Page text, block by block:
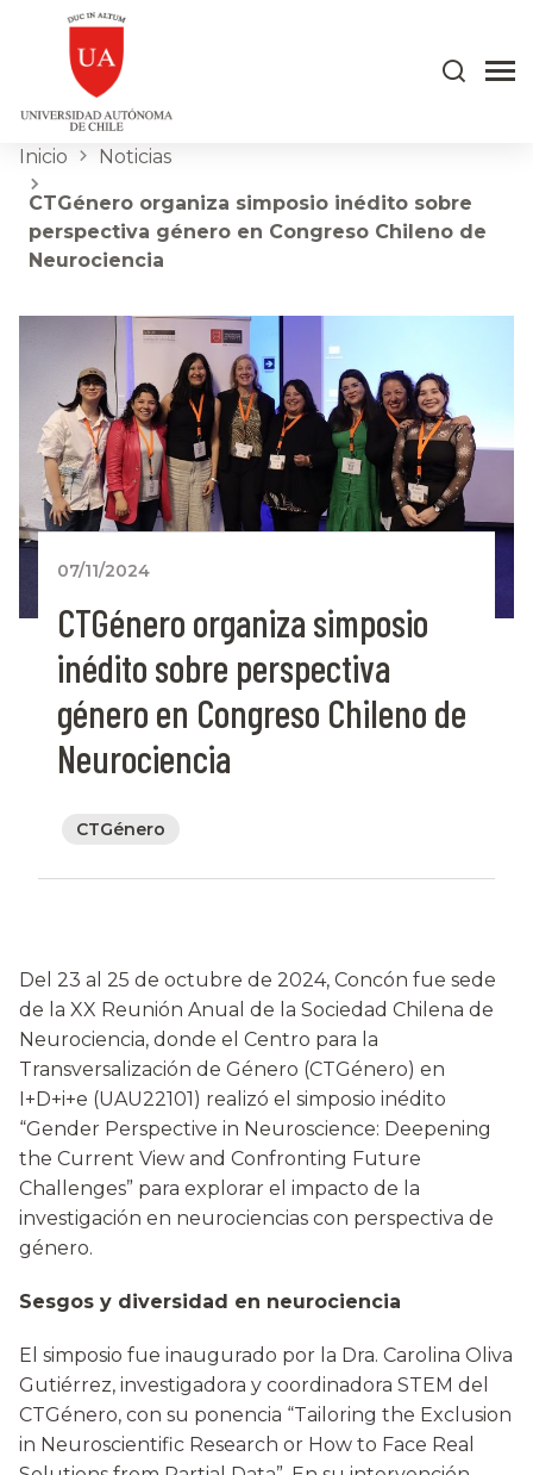
Inicio Noticias
CTGénero organiza simposio inédito sobre
perspectiva género en Congreso Chileno de
Neurociencia
07/11/2024
CTGénero organiza simposio
inédito sobre perspectiva
género en Congreso Chileno de
Neurociencia
CTGénero
Del 23 al 25 de octubre de 2024, Concón fue sede
de la XX Reunión Anual de la Sociedad Chilena de
Neurociencia, donde el Centro para la
Transversalización de Género (CTGénero) en
I+D+i+e (UAU22101) realizó el simposio inédito
“Gender Perspective in Neuroscience: Deepening
the Current View and Confronting Future
Challenges” para explorar el impacto de la
investigación en neurociencias con perspectiva de
género.
Sesgos y diversidad en neurociencia
El simposio fue inaugurado por la Dra. Carolina Oliva
Gutiérrez, investigadora y coordinadora STEM del
CTGénero, con su ponencia “Tailoring the Exclusion
in Neuroscientific Research or How to Face Real